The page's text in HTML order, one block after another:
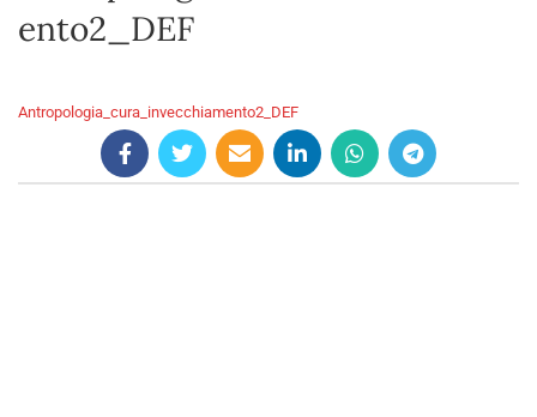
ento2_DEF
Antropologia_cura_invecchiamento2_DEF